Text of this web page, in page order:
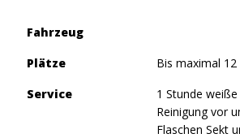
Fahrzeug
Plätze
Bis maximal 12
Service
1 Stunde
Reinigung vor
Flaschen Sekt